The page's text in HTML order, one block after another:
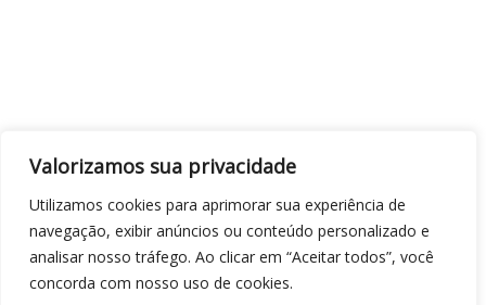
Valorizamos sua privacidade
Utilizamos cookies para aprimorar sua experiência de
navegação, exibir anúncios ou conteúdo personalizado e
analisar nosso tráfego. Ao clicar em “Aceitar todos”, você
concorda com nosso uso de cookies.